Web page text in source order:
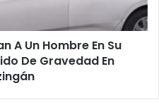
A Un Hombre En Su
De Gravedad En